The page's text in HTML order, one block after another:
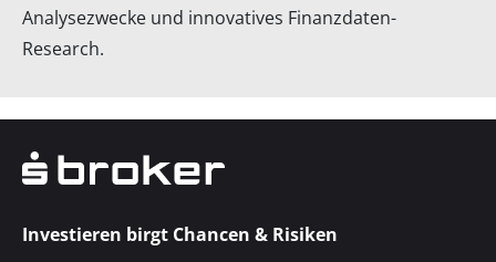
Analysezwecke und innovatives Finanzdaten-
Research.
Investieren birgt Chancen & Risiken